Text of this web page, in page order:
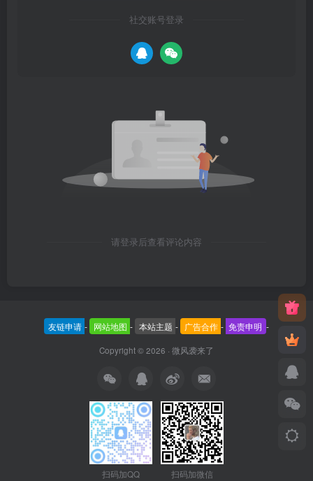
社交账号登录
请登录后查看评论内容
友链申请 - 网站地图 - 本站主题 - 广告合作 - 免责申明 -
Copyright © 2026 · 微风袭来了
扫码加QQ 扫码加微信